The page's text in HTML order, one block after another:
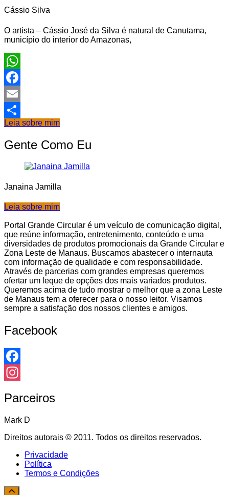
Cássio Silva
O artista – Cássio José da Silva é natural de Canutama,
município do interior do Amazonas,
WhatsApp
Facebook
Email
Share
Leia sobre mim
Gente Como Eu
Janaina Jamilla
Leia sobre mim
Portal Grande Circular é um veículo de comunicação digital,
que reúne informação, entretenimento, conteúdo e uma
diversidades de produtos promocionais da Grande Circular e
Zona Leste de Manaus. Buscamos abastecer o internauta
com informação de qualidade e com responsabilidade.
Através de parcerias com grandes empresas queremos
ofertar um leque de opções dos mais variados produtos.
Queremos acima de tudo mostrar o melhor que a zona Leste
de Manaus tem a oferecer para o nosso leitor. Visamos
sempre a satisfação dos nossos clientes e amigos.
Facebook
Facebook
Parceiros
Mark D
Direitos autorais © 2011. Todos os direitos reservados.
Privacidade
Política
Termos e Condições